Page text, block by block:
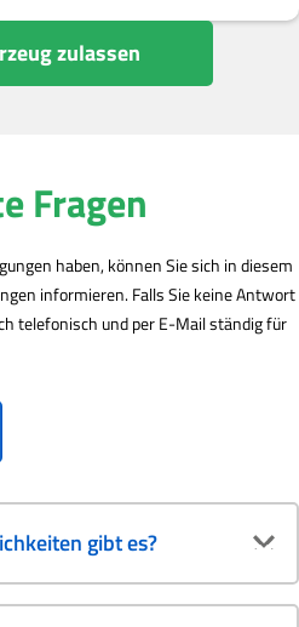
zulassen
Fragen
haben, können Sie sich in diesem
informieren. Falls Sie keine Antwort
telefonisch und per E-Mail ständig für
gibt es?